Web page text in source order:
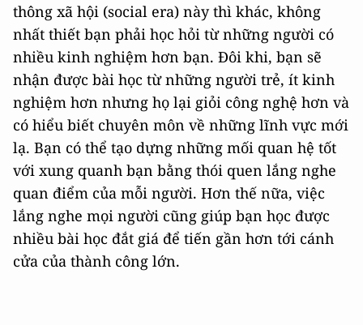
thông xã hội (social era) này thì khác, không
nhất thiết bạn phải học hỏi từ những người có
nhiều kinh nghiệm hơn bạn. Đôi khi, bạn sẽ
nhận được bài học từ những người trẻ, ít kinh
nghiệm hơn nhưng họ lại giỏi công nghệ hơn và
có hiểu biết chuyên môn về những lĩnh vực mới
lạ. Bạn có thể tạo dựng những mối quan hệ tốt
với xung quanh bạn bằng thói quen lắng nghe
quan điểm của mỗi người. Hơn thế nữa, việc
lắng nghe mọi người cũng giúp bạn học được
nhiều bài học đắt giá để tiến gần hơn tới cánh
cửa của thành công lớn.